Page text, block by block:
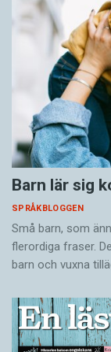
Barn lär sig
SPRÅKBLOGGEN
Små barn, som
flerordiga fraser.
barn och vuxna